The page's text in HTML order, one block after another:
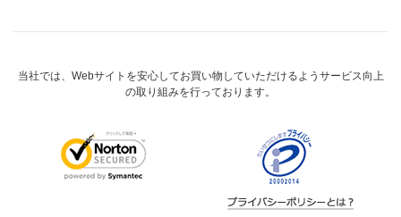
当社では、Webサイトを安心してお買い物していただけるようサービス向上
の取り組みを行っております。